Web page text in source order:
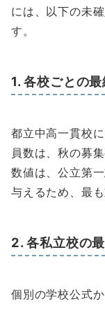
には、以下の未
す。
1. 各校ごとの最
都立中高一貫校
員数は、秋の募
数値は、公立第
与えるため、最
2. 各私立校の
個別の学校公式